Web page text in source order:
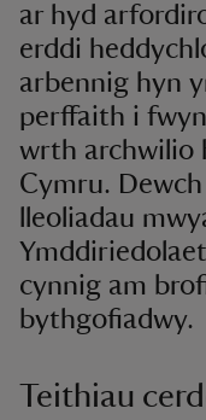
ar hyd
erddi
arbennig hyn
perffaith i
wrth archwilio
Cymru.
lleoliadau
cynnig am
bythgofiadwy.
Teithiau